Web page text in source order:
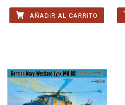
AÑADIR AL CARRITO